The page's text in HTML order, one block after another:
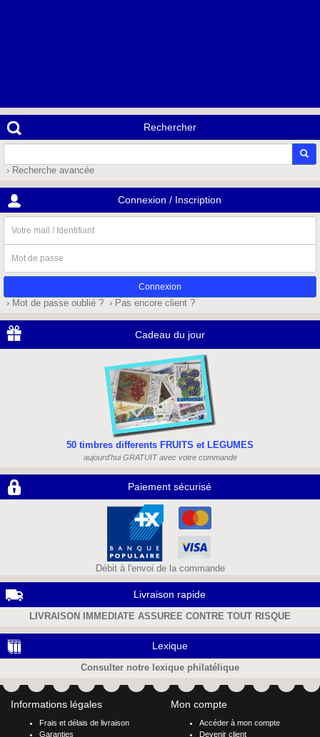
Rechercher
› Recherche avancée
Connexion / Inscription
mail
/
Identifiant
de
passe
› Mot de passe oublié ? › Pas encore client ?
Cadeau du jour
50 timbres differents FRUITS et LEGUMES
aujourd'hui GRATUIT avec votre commande
Paiement sécurisé
Débit à l'envoi de la commande
Livraison rapide
LIVRAISON IMMEDIATE ASSUREE CONTRE TOUT RISQUE
Lexique
Consulter notre lexique philatélique
Informations légales
Frais et délais de livraison
Garanties
Mon compte
Accéder à mon compte
Devenir client